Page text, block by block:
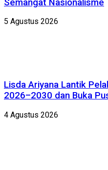
Semangat Nasionalisme
5 Agustus 2026
Lisda Ariyana Lantik
2026–2030 dan Buka
4 Agustus 2026